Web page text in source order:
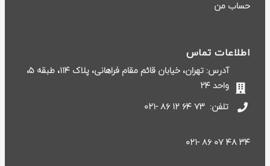
حساب من
اطلاعات تماس
آدرس: تهران، خیابان قائم مقام فراهانی، پلاک ۱۱۴، طبقه ۵،
واحد ۲۴
تلفن:۷۳ ۶۴ ۱۲ ۸۶ -۰۲۱
۳۴ ۴۸ ۰۷ ۸۶ -۰۲۱